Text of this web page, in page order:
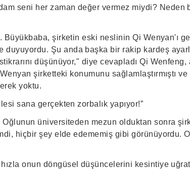
seni her zaman değer vermez miydi? Neden
şirketin eski neslinin Qi Wenyan'ı
duyuyordu. Şu anda başka bir rakip kardeş
düşünüyor," diye cevapladı Qi Wenfeng,
şirketteki konumunu sağlamlaştırmıştı
yoktu.
sana gerçekten zorbalık yapıyor!”
Oğlunun üniversiteden mezun olduktan sonra
hiçbir şey elde edememiş gibi görünüyordu.
onun döngüsel düşüncelerini kesintiye